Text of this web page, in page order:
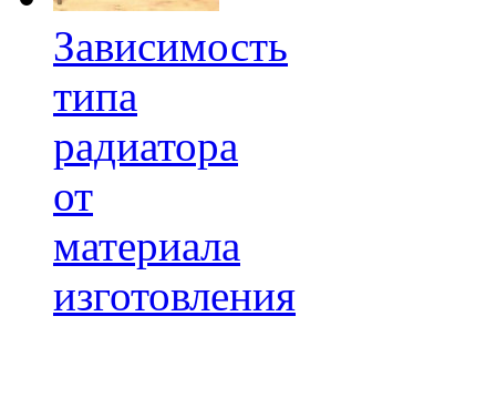
Зависимость
типа
радиатора
от
материала
изготовления